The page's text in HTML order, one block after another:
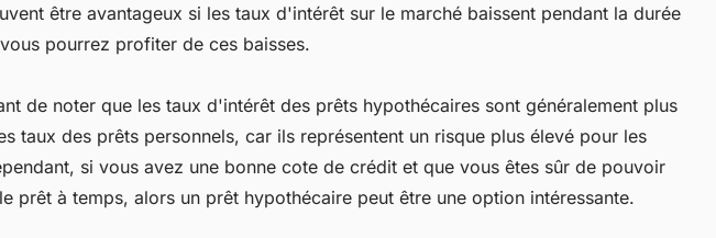
être avantageux si les taux d'intérêt sur le marché baissent pendant la durée
pourrez profiter de ces baisses.
de noter que les taux d'intérêt des prêts hypothécaires sont généralement plus
taux des prêts personnels, car ils représentent un risque plus élevé pour les
si vous avez une bonne cote de crédit et que vous êtes sûr de pouvoir
prêt à temps, alors un prêt hypothécaire peut être une option intéressante.